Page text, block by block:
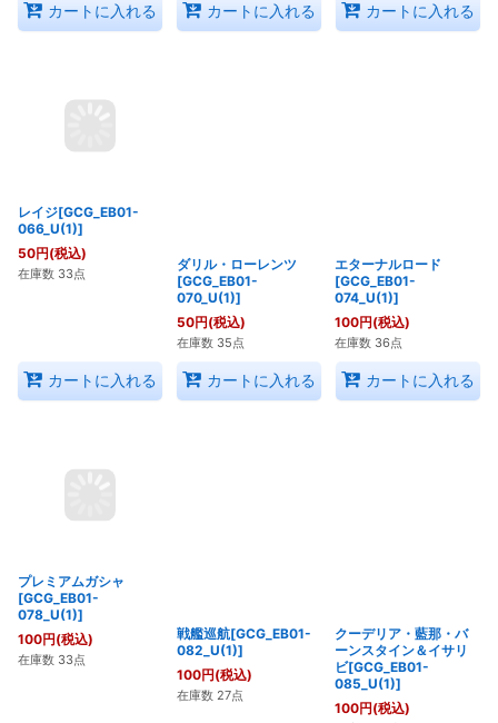
カートに入れる カートに入れる カートに入れる
レイジ[GCG_EB01-
066_U(1)]
カートに入れる
ダリル・ローレンツ
[GCG_EB01-
070_U(1)]
50円(税込)
在庫数 35点
カートに入れる
エターナルロード
[GCG_EB01-
074_U(1)]
100円(税込)
在庫数 36点
カートに入れる
プレミアムガシャ
[GCG_EB01-
078_U(1)]
戦艦巡航[GCG_EB01-
082_U(1)]
100円(税込)
在庫数 27点
クーデリア・藍那・バ
ーンスタイン＆イサリ
ビ[GCG_EB01-
085_U(1)]
100円(税込)